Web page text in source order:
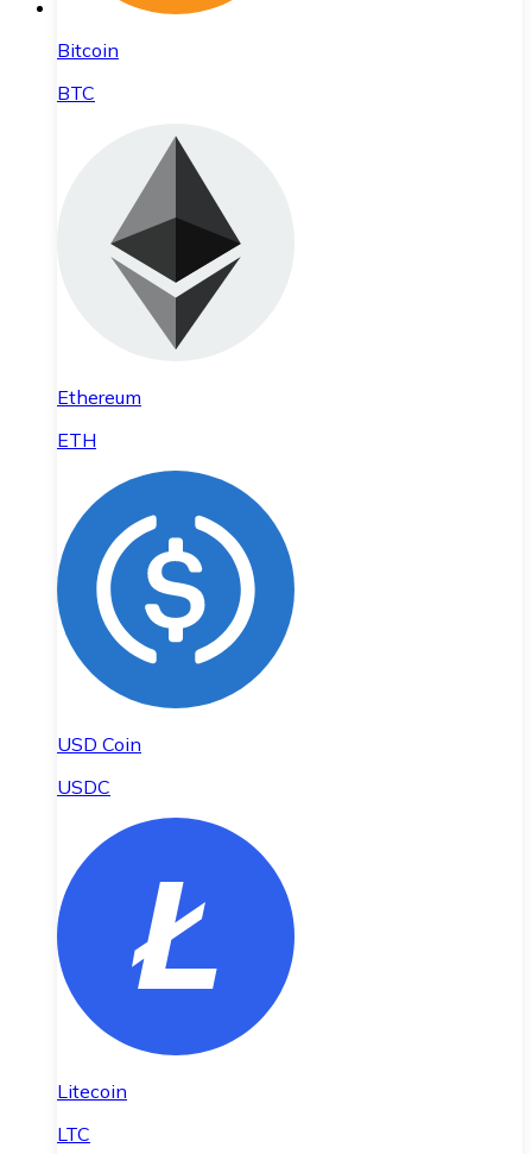
Bitcoin
BTC
Ethereum
ETH
USD Coin
USDC
Litecoin
LTC